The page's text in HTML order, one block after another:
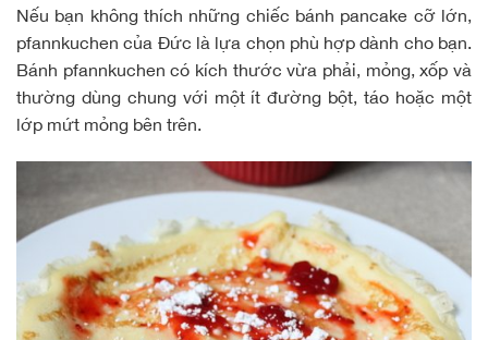
Nếu bạn không thích những chiếc bánh pancake cỡ lớn,
pfannkuchen của Đức là lựa chọn phù hợp dành cho bạn.
Bánh pfannkuchen có kích thước vừa phải, mỏng, xốp và
thường dùng chung với một ít đường bột, táo hoặc một
lớp mứt mỏng bên trên.